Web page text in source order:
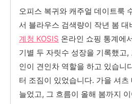
오피스 복귀와 캐주얼 데이트룩
서 블라우스 검색량이 작년 봄 대
계청 KOSIS 온라인 쇼핑 통계에
기별 두 자릿수 성장을 기록했고
인이 견인차 역할을 하고 있습니
터 조짐이 있었습니다. 가을 셔
늘었고, 그 흐름이 올해 봄까지